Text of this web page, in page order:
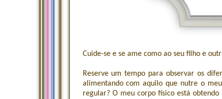
Cuide-se e se ame como ao seu filho e
Reserve um tempo para observar os
alimentando com aquilo que nutre o
regular? O meu corpo físico está